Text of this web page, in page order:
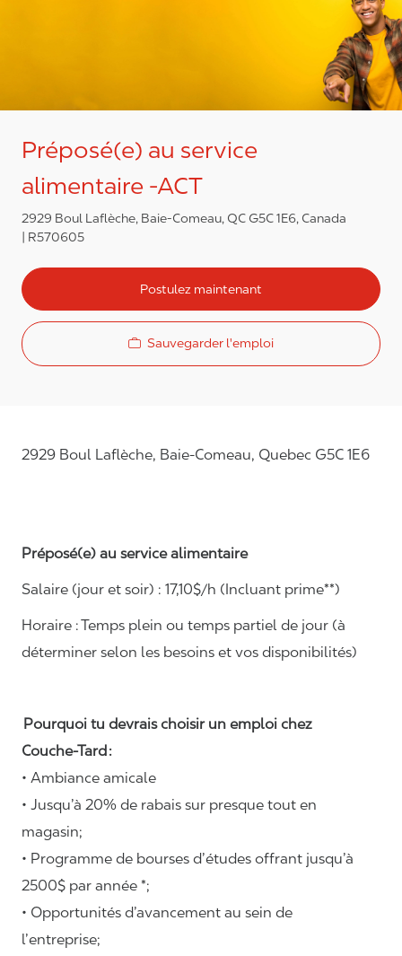
Préposé(e) au service
alimentaire -ACT
2929 Boul Laflèche, Baie-Comeau, QC G5C 1E6, Canada
R570605
Postulez maintenant
Sauvegarder l'emploi
2929 Boul Laflèche, Baie-Comeau, Quebec G5C 1E6
Préposé(e) au service alimentaire
Salaire (jour et soir) : 17,10$/h (Incluant prime**)
Horaire : Temps plein ou temps partiel de jour (à
déterminer selon les besoins et vos disponibilités)
Pourquoi tu devrais choisir un emploi chez
Couche-Tard :
• Ambiance amicale
• Jusqu’à 20% de rabais sur presque tout en
magasin;
• Programme de bourses d’études offrant jusqu’à
2500$ par année *;
• Opportunités d’avancement au sein de
l’entreprise;